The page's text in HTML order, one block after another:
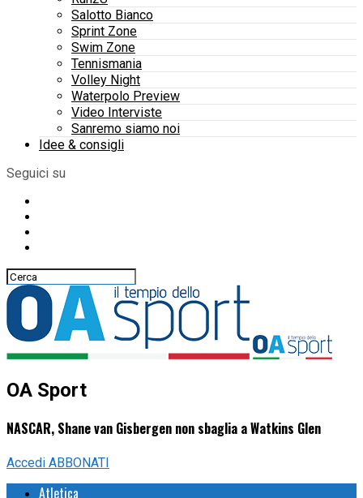
Salotto Bianco
Sprint Zone
Swim Zone
Tennismania
Volley Night
Waterpolo Preview
Video Interviste
Sanremo siamo noi
Idee & consigli
Seguici su
OA Sport
NASCAR, Shane van Gisbergen non sbaglia a Watkins Glen
Accedi ABBONATI
Atletica